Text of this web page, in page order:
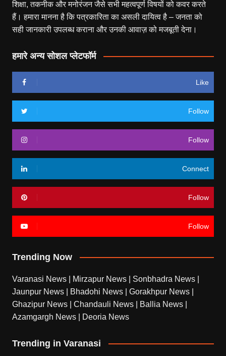
शिक्षा, तकनीक और मनोरंजन जैसे सभी महत्वपूर्ण विषयों को कवर करते
हैं। हमारा मानना है कि पत्रकारिता का असली दायित्व है – जनता को
सही जानकारी उपलब्ध कराना और उनकी आवाज़ को मजबूती देना।
हमारे अन्य सोशल प्लेटफॉर्म
Like
Follow
Follow
Connect
Follow
Follow
Trending Now
Varanasi News Mirzapur News Sonbhadra News
Jaunpur News
Bhadohi News Gorakhpur News
Ghazipur News
Chandauli News Ballia News
Azamgargh News
Deoria News
Trending in Varanasi